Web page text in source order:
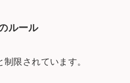
ルール
制限されています。